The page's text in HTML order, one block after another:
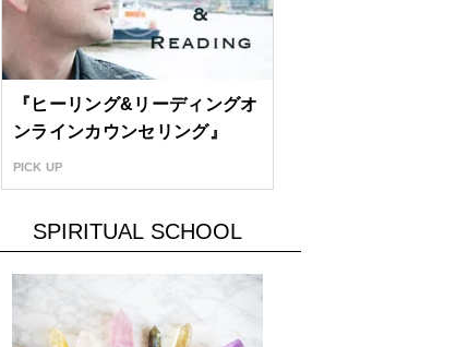
『ヒーリング&リーディングオ
ンラインカウンセリング』
PICK UP
SPIRITUAL SCHOOL